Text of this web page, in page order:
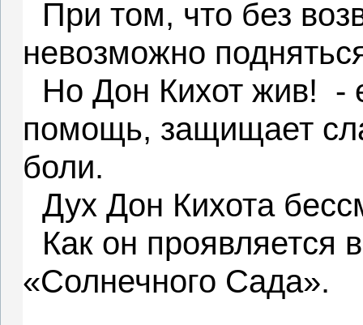
При том, что без
невозможно
Но Дон Кихот жив! -
помощь, защищает
боли.
Дух Дон Кихота
Как он проявляется
«Солнечного Сада».